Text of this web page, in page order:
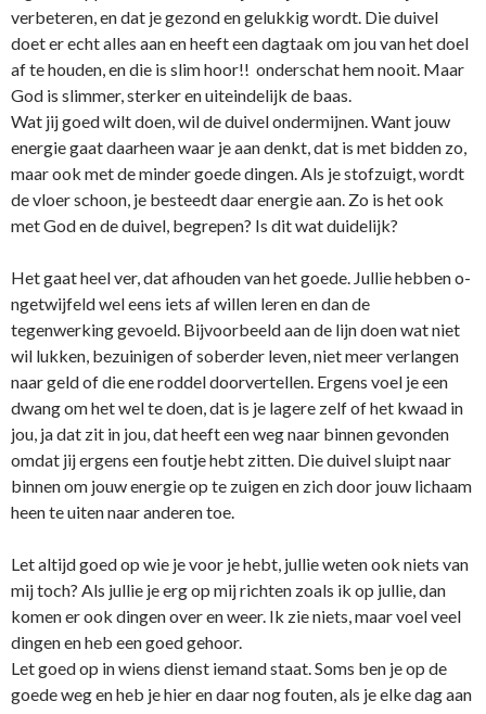
verbeteren, en dat je gezond en gelukkig wordt. Die duivel
doet er echt alles aan en heeft een dagtaak om jou van het doel
af te houden, en die is slim hoor!! o­nderschat hem nooit. Maar
God is slimmer, sterker en uiteindelijk de baas.
Wat jij goed wilt doen, wil de duivel o­ndermijnen. Want jouw
energie gaat daarheen waar je aan denkt, dat is met bidden zo,
maar ook met de minder goede dingen. Als je stofzuigt, wordt
de vloer schoon, je besteedt daar energie aan. Zo is het ook
met God en de duivel, begrepen? Is dit wat duidelijk?
Het gaat heel ver, dat afhouden van het goede. Jullie hebben o­
ngetwijfeld wel eens iets af willen leren en dan de
tegenwerking gevoeld. Bijvoorbeeld aan de lijn doen wat niet
wil lukken, bezuinigen of soberder leven, niet meer verlangen
naar geld of die ene roddel doorvertellen. Ergens voel je een
dwang om het wel te doen, dat is je lagere zelf of het kwaad in
jou, ja dat zit in jou, dat heeft een weg naar binnen gevonden
omdat jij ergens een foutje hebt zitten. Die duivel sluipt naar
binnen om jouw energie op te zuigen en zich door jouw lichaam
heen te uiten naar anderen toe.
Let altijd goed op wie je voor je hebt, jullie weten ook niets van
mij toch? Als jullie je erg op mij richten zoals ik op jullie, dan
komen er ook dingen over en weer. Ik zie niets, maar voel veel
dingen en heb een goed gehoor.
Let goed op in wiens dienst iemand staat. Soms ben je op de
goede weg en heb je hier en daar nog fouten, als je elke dag aan